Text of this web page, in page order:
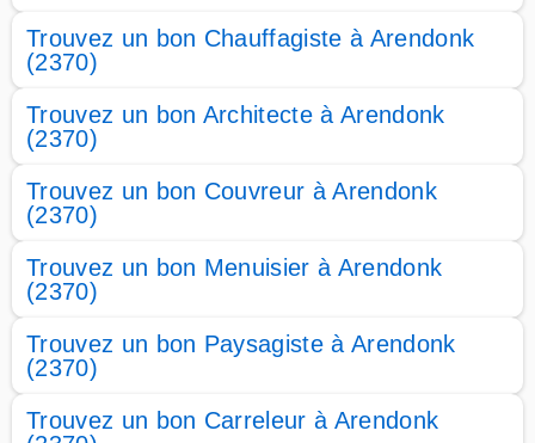
Trouvez un bon Chauffagiste à Arendonk
(2370)
Trouvez un bon Architecte à Arendonk
(2370)
Trouvez un bon Couvreur à Arendonk
(2370)
Trouvez un bon Menuisier à Arendonk
(2370)
Trouvez un bon Paysagiste à Arendonk
(2370)
Trouvez un bon Carreleur à Arendonk